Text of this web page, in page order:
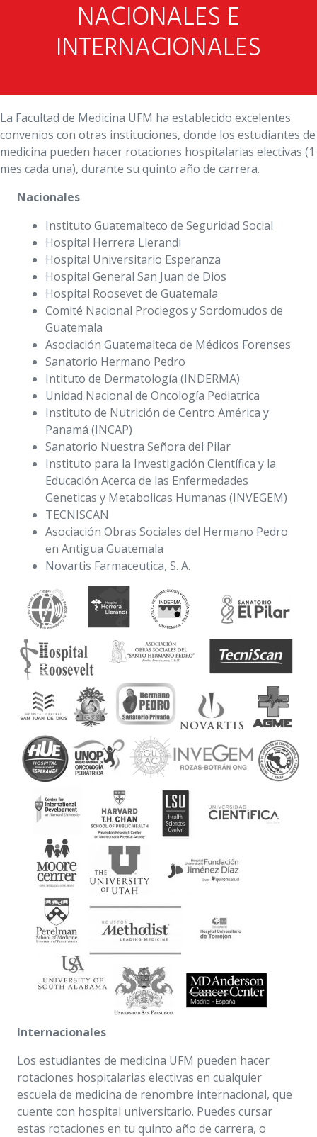
NACIONALES E
INTERNACIONALES
La Facultad de Medicina UFM ha establecido excelentes
convenios con otras instituciones, donde los estudiantes de
medicina pueden hacer rotaciones hospitalarias electivas (1
mes cada una), durante su quinto año de carrera.
Nacionales
Instituto Guatemalteco de Seguridad Social
Hospital Herrera Llerandi
Hospital Universitario Esperanza
Hospital General San Juan de Dios
Hospital Roosevet de Guatemala
Comité Nacional Prociegos y Sordomudos de
Guatemala
Asociación Guatemalteca de Médicos Forenses
Sanatorio Hermano Pedro
Intituto de Dermatología (INDERMA)
Unidad Nacional de Oncología Pediatrica
Instituto de Nutrición de Centro América y
Panamá (INCAP)
Sanatorio Nuestra Señora del Pilar
Instituto para la Investigación Científica y la
Educación Acerca de las Enfermedades
Geneticas y Metabolicas Humanas (INVEGEM)
TECNISCAN
Asociación Obras Sociales del Hermano Pedro
en Antigua Guatemala
Novartis Farmaceutica, S. A.
Internacionales
Los estudiantes de medicina UFM pueden hacer
rotaciones hospitalarias electivas en cualquier
escuela de medicina de renombre internacional, que
cuente con hospital universitario. Puedes cursar
estas rotaciones en tu quinto año de carrera, o